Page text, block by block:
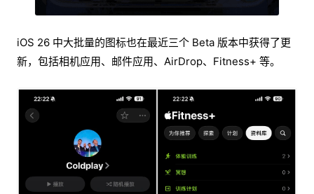
iOS 26 中大批量的图标也在最近三个 Beta 版本中获得了更
新，包括相机应用、邮件应用、AirDrop、Fitness+ 等。